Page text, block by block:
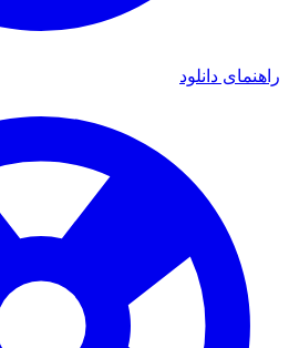
راهنمای دانلود